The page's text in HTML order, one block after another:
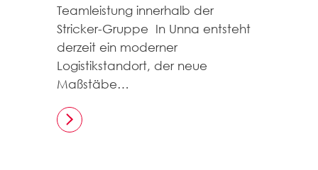
Teamleistung innerhalb der
Stricker-Gruppe In Unna entsteht
derzeit ein moderner
Logistikstandort, der neue
Maßstäbe…